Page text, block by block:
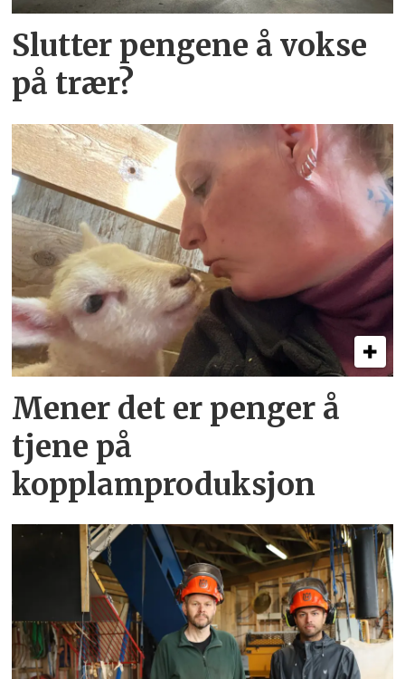
Slutter pengene å vokse
på trær?
Mener det er penger å
tjene på
kopplamproduksjon